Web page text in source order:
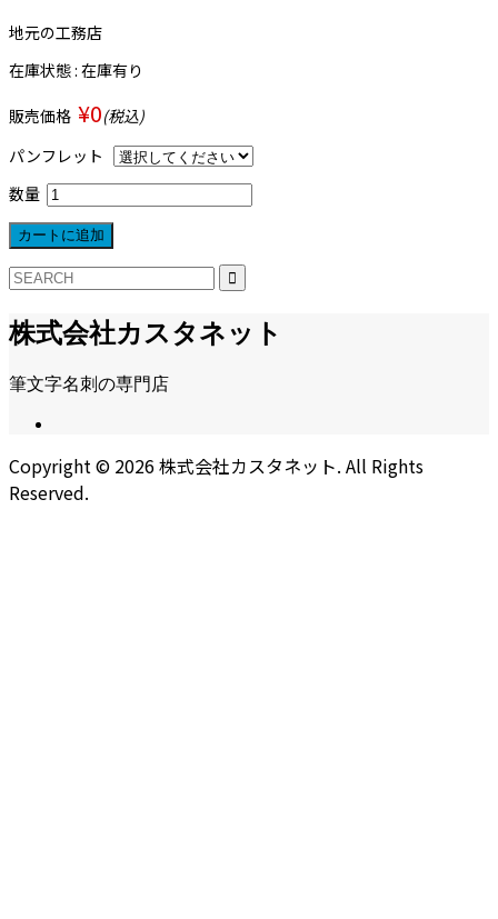
地元の工務店
在庫状態 : 在庫有り
販売価格 ¥0(税込)
パンフレット
数量
株式会社カスタネット
筆文字名刺の専門店
Copyright © 2026株式会社カスタネット. All Rights
Reserved.